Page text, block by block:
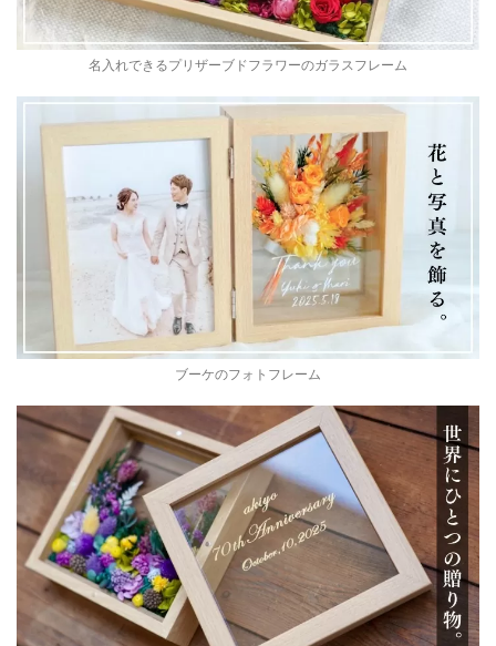
名入れできるプリザーブドフラワーのガラスフレーム
ブーケのフォトフレーム